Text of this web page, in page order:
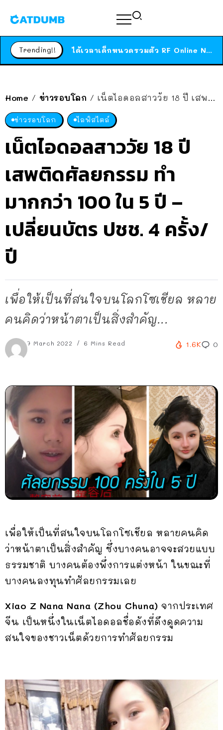
Trending!! ได้เวลาเด็กหนวดรวมตัว RF Online Next เปิดให้เล่นแล้ว เกม Sci-Fi MMORPG ระดับตำนาน เล่นได้ทั้งมือถือและ PC
Home / ข่าวรอบโลก / เน็ตไอดอลสาววัย 18 ปี เสพติดศัลยกรรม ทำมากกว่า 100 ใน 5 ปี – เปลี่ยนบัตร ปชช. 4 ครั้ง/ปี
ข่าวรอบโลก ไลฟ์สไตล์
เน็ตไอดอลสาววัย 18 ปี
เสพติดศัลยกรรม ทำ
มากกว่า 100 ใน 5 ปี –
เปลี่ยนบัตร ปชช. 4 ครั้ง/
ปี
เพื่อให้เป็นที่สนใจบนโลกโซเชียล หลาย
คนคิดว่าหน้าตาเป็นสิ่งสำคัญ...
7 March 2022 6 Mins Read 1.6K 0
เพื่อให้เป็นที่สนใจบนโลกโซเชียล หลายคนคิด
ว่าหน้าตาเป็นสิ่งสำคัญ ซึ่งบางคนอาจจะสวยแบบ
ธรรมชาติ บางคนต้องพึ่งการแต่งหน้า ในขณะที่
บางคนลงทุนทำศัลยกรรมเลย
Xiao Z Nana Nana (Zhou Chuna) จากประเทศ
จีน เป็นหนึ่งในเน็ตไอดอลชื่อดังที่ดึงดูดความ
สนใจของชาวเน็ตด้วยการทำศัลยกรรม